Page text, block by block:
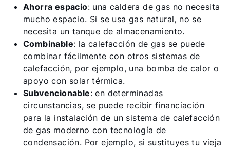
Ahorra espacio: una caldera de gas no necesita
mucho espacio. Si se usa gas natural, no se
necesita un tanque de almacenamiento.
Combinable: la calefacción de gas se puede
combinar fácilmente con otros sistemas de
calefacción, por ejemplo, una bomba de calor o
apoyo con solar térmica.
Subvencionable: en determinadas
circunstancias, se puede recibir financiación
para la instalación de un sistema de calefacción
de gas moderno con tecnología de
condensación. Por ejemplo, si sustituyes tu vieja
Línea de atención al cliente
Encontrar a tu experto
Links importantes
Carrera profesional
Sustentabilidad